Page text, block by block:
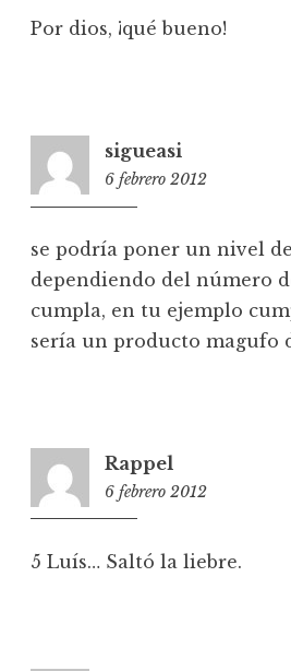
Por dios, ¡qué bueno!
sigueasi
6 febrero 2012
se podría poner un nivel
dependiendo del número
cumpla, en tu ejemplo
sería un producto magufo
Rappel
6 febrero 2012
5 Luís… Saltó la liebre.